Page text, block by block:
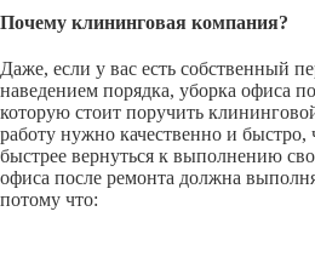
Почему клининговая компания?
Даже, если у вас есть собственный
наведением порядка, уборка офиса
которую стоит поручить
работу нужно качественно и
быстрее вернуться к выполнению
офиса после ремонта должна
потому что: